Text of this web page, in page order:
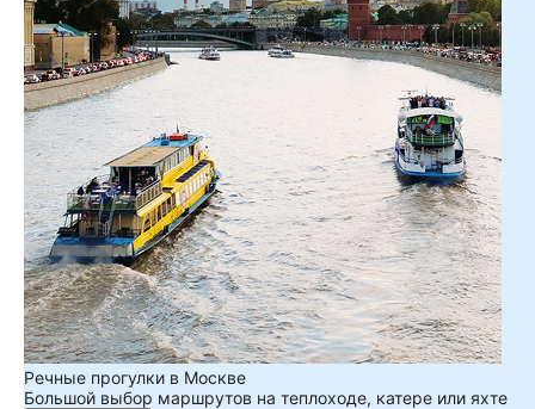
Речные прогулки в Москве
Большой выбор маршрутов на теплоходе, катере или яхте